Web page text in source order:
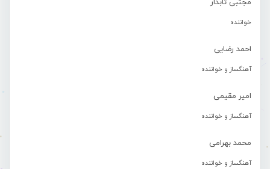
مجتبی تابدار
خواننده
احمد رضایی
آهنگساز و خواننده
امیر مقیمی
آهنگساز و خواننده
محمد بهرامی
آهنگساز و خواننده